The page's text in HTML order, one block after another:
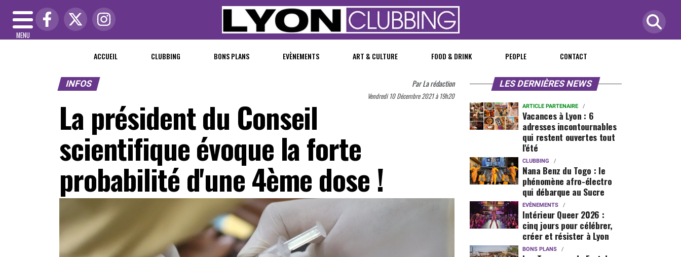
MENU
ACCUEIL CLUBBING BONS PLANS EVÈNEMENTS ART & CULTURE FOOD & DRINK PEOPLE CONTACT
INFOS ParLa rédaction
Vendredi 10 Décembre 2021 à 19h20
La président du Conseil
scientifique évoque la forte
probabilité d'une 4ème dose !
LES DERNIÈRES NEWS
ARTICLE PARTENAIRE
Vacances à Lyon : 6
adresses incontournables
qui restent ouvertes tout
l'été
CLUBBING
Nana Benz du Togo : le
phénomène afro-électro
qui débarque au Sucre
EVÈNEMENTS
Intérieur Queer 2026 :
cinq jours pour célébrer,
créer et résister à Lyon
BONS PLANS